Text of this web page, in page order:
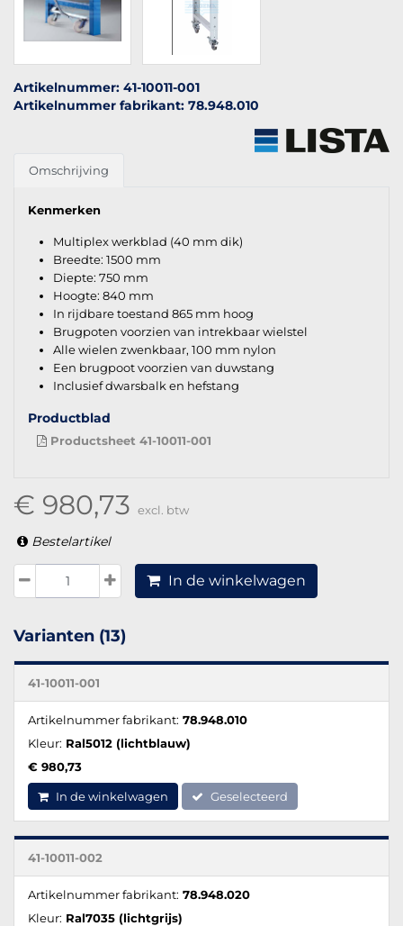
Artikelnummer: 41-10011-001
Artikelnummer fabrikant: 78.948.010
Omschrijving
Kenmerken
Multiplex werkblad (40 mm dik)
Breedte: 1500 mm
Diepte: 750 mm
Hoogte: 840 mm
In rijdbare toestand 865 mm hoog
Brugpoten voorzien van intrekbaar wielstel
Alle wielen zwenkbaar, 100 mm nylon
Een brugpoot voorzien van duwstang
Inclusief dwarsbalk en hefstang
Productblad
Productsheet 41-10011-001
€ 980,73 excl. btw
Bestelartikel
In de winkelwagen
Varianten (13)
41-10011-001
Artikelnummer fabrikant: 78.948.010
Kleur: Ral5012 (lichtblauw)
€ 980,73
In de winkelwagen Geselecteerd
41-10011-002
Artikelnummer fabrikant: 78.948.020
Kleur: Ral7035 (lichtgrijs)